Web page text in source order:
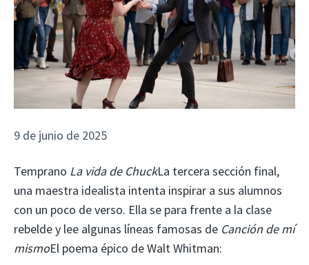
9 de junio de 2025
Temprano La vida de ChuckLa tercera sección final,
una maestra idealista intenta inspirar a sus alumnos
con un poco de verso. Ella se para frente a la clase
rebelde y lee algunas líneas famosas de Canción de mí
mismoEl poema épico de Walt Whitman: